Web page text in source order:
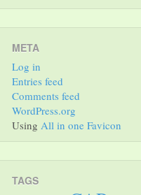
META
Log in
Entries feed
Comments feed
WordPress.org
Using All in one Favicon
TAGS